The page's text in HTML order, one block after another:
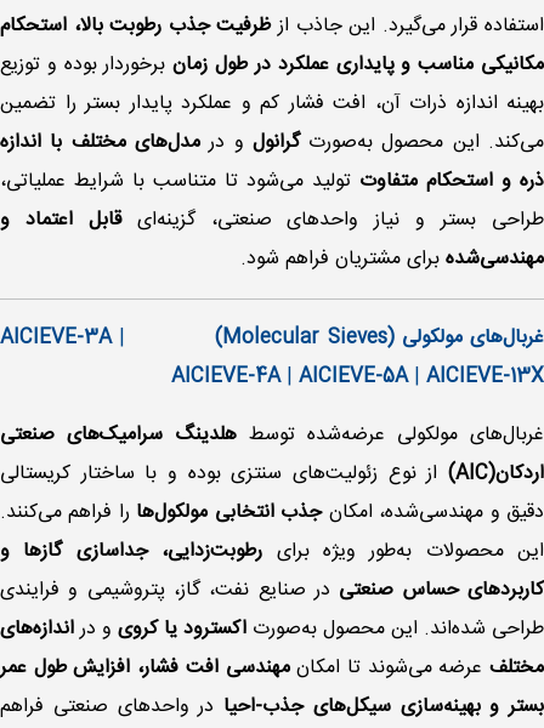
استفاده قرار می‌گیرد. این جاذب ازظرفیت جذب رطوبت بالا، استحکام
مکانیکی مناسب و پایداری عملکرد در طول زمانبرخوردار بوده و توزیع
بهینه اندازه ذرات آن، افت فشار کم و عملکرد پایدار بستر را تضمین
می‌کند. این محصول به‌صورتگرانول و درمدل‌های مختلف با اندازه
ذره و استحکام متفاوت تولید می‌شود تا متناسب با شرایط عملیاتی،
طراحی بستر و نیاز واحدهای صنعتی، گزینه‌ایقابل اعتماد و
مهندسی‌شدهبرای مشتریان فراهم شود.
غربال‌های مولکولی (Molecular Sieves) AICIEVE-3A
|
AICIEVE-4A| AICIEVE-5A| AICIEVE-13X
غربال‌های مولکولی عرضه‌شده توسط هلدینگ سرامیک‌های صنعتی
اردکان(AIC)
از نوع زئولیت‌های سنتزی بوده و با ساختار کریستالی
دقیق و مهندسی‌شده، امکانجذب انتخابی مولکول‌ها را فراهم می‌کنند.
این محصولات به‌طور ویژه برای رطوبت‌زدایی، جداسازی گازها و
کاربردهای حساس صنعتی در صنایع نفت، گاز، پتروشیمی و فرایندی
طراحی شده‌اند. این محصول به‌صورت اکسترود یا کروی و دراندازه‌های
مختلف عرضه می‌شوند تا امکانمهندسی افت فشار، افزایش طول عمر
بستر و بهینه‌سازی سیکل‌های جذب-احیا در واحدهای صنعتی فراهم